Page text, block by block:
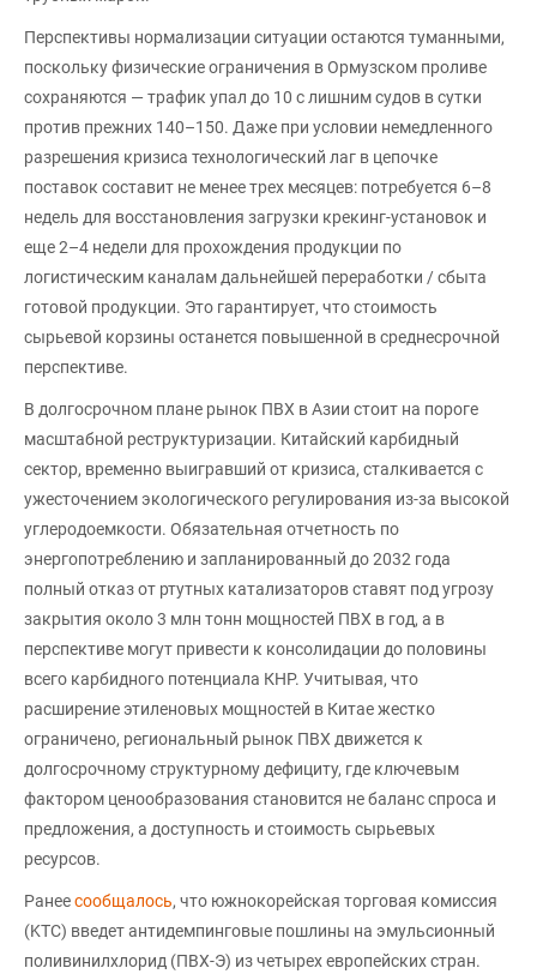
Перспективы нормализации ситуации остаются туманными,
поскольку физические ограничения в Ормузском проливе
сохраняются — трафик упал до 10 с лишним судов в сутки
против прежних 140–150. Даже при условии немедленного
разрешения кризиса технологический лаг в цепочке
поставок составит не менее трех месяцев: потребуется 6–8
недель для восстановления загрузки крекинг-установок и
еще 2–4 недели для прохождения продукции по
логистическим каналам дальнейшей переработки / сбыта
готовой продукции. Это гарантирует, что стоимость
сырьевой корзины останется повышенной в среднесрочной
перспективе.
В долгосрочном плане рынок ПВХ в Азии стоит на пороге
масштабной реструктуризации. Китайский карбидный
сектор, временно выигравший от кризиса, сталкивается с
ужесточением экологического регулирования из-за высокой
углеродоемкости. Обязательная отчетность по
энергопотреблению и запланированный до 2032 года
полный отказ от ртутных катализаторов ставят под угрозу
закрытия около 3 млн тонн мощностей ПВХ в год, а в
перспективе могут привести к консолидации до половины
всего карбидного потенциала КНР. Учитывая, что
расширение этиленовых мощностей в Китае жестко
ограничено, региональный рынок ПВХ движется к
долгосрочному структурному дефициту, где ключевым
фактором ценообразования становится не баланс спроса и
предложения, а доступность и стоимость сырьевых
ресурсов.
Ранеесообщалось, что южнокорейская торговая комиссия
(KTC) введет антидемпинговые пошлины на эмульсионный
поливинилхлорид (ПВХ-Э) из четырех европейских стран.